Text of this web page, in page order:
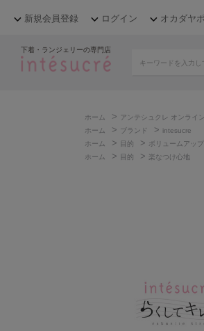
新規会員登録 ログイン オカダヤ
下着・ランジェリーの専門店
ホーム > アンテシュクレ オンライ
ホーム
> ブランド > intesucre
ホーム
> 目的 > ボリュームアップ
ホーム
> 目的 > 楽なつけ心地